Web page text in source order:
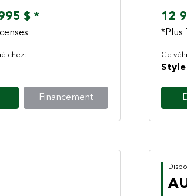
$ *
chez:
Financement
12
*Plus
Ce